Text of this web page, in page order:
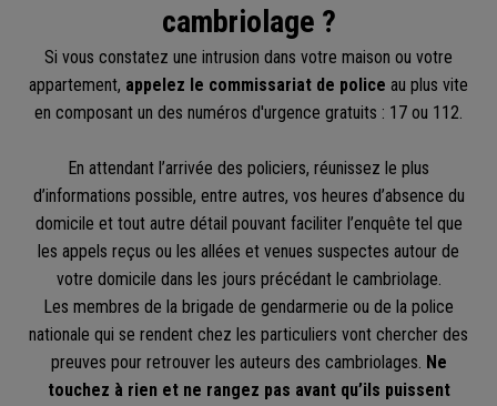
cambriolage ?
Si vous constatez une intrusion dans votre maison ou votre
appartement, appelez le commissariat de police au plus vite
en composant un des numéros d'urgence gratuits : 17 ou 112.
En attendant l’arrivée des policiers, réunissez le plus
d’informations possible, entre autres, vos heures d’absence du
domicile et tout autre détail pouvant faciliter l’enquête tel que
les appels reçus ou les allées et venues suspectes autour de
votre domicile dans les jours précédant le cambriolage.
Les membres de la brigade de gendarmerie ou de la police
nationale qui se rendent chez les particuliers vont chercher des
preuves pour retrouver les auteurs des cambriolages. Ne
touchez à rien et ne rangez pas avant qu’ils puissent